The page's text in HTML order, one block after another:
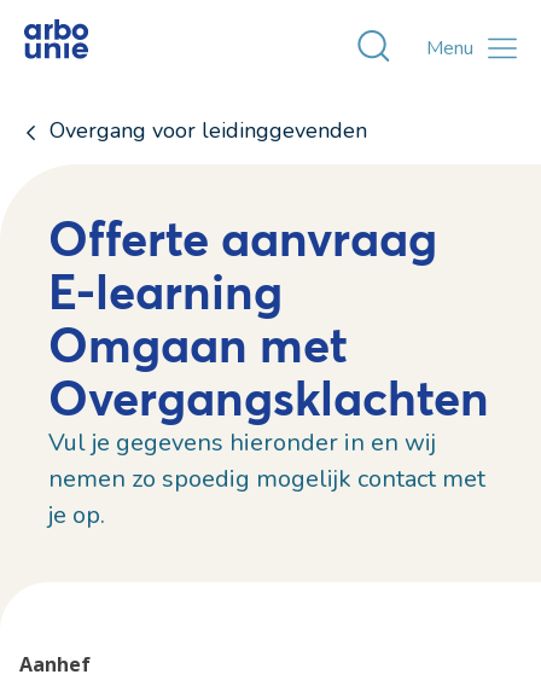
Toggle
Menu
Overgang voor leidinggevenden
Offerte aanvraag
E-learning
Omgaan met
Overgangsklachten
Vul je gegevens hieronder in en wij
nemen zo spoedig mogelijk contact met
je op.
Aanhef